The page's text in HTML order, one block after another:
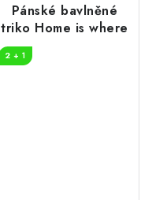
Pánské bavlněné
triko Home is where
2 + 1